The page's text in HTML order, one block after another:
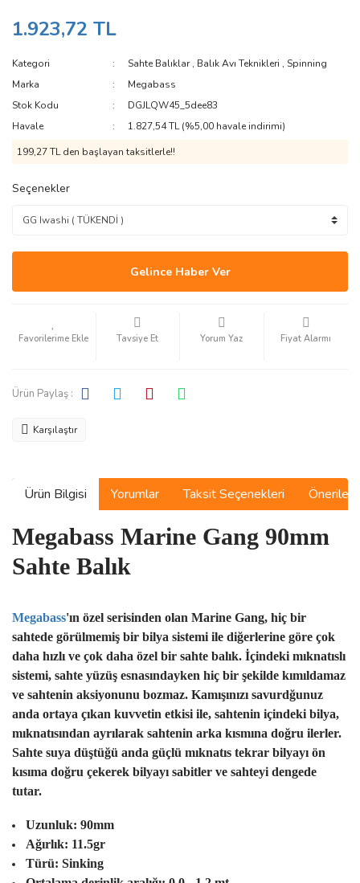
1.923,72 TL
Kategori Sahte Balıklar, Balık Avı Teknikleri ,Spinning
Marka
Megabass
Stok Kodu
DGJLQW45_5dee83
Havale
1.827,54 TL (%5,00 havale indirimi)
199,27 TL den başlayan taksitlerle!!
Seçenekler
Gelince Haber Ver
Tavsiye Et Yorum Yaz Fiyat Alarmı
Ürün Paylaş :
Karşılaştır
Ürün Bilgisi Yorumlar Taksit Seçenekleri
Megabass Marine Gang 90mm
Sahte Balık
Megabass'ın özel serisinden olan Marine Gang, hiç bir
sahtede görülmemiş bir bilya sistemi ile diğerlerine göre çok
daha hızlı ve çok daha özel bir sahte balık. İçindeki mıknatıslı
sistemi, sahte yüzüş esnasındayken hiç bir şekilde kımıldamaz
ve sahtenin aksiyonunu bozmaz. Kamışınızı savurdğunuz
anda ortaya çıkan kuvvetin etkisi ile, sahtenin içindeki bilya,
mıknatısından ayrılarak sahtenin arka kısmına doğru ilerler.
Sahte suya düştüğü anda güçlü mıknatıs tekrar bilyayı ön
kısıma doğru çekerek bilyayı sabitler ve sahteyi dengede
tutar.
Uzunluk: 90mm
Ağırlık: 11.5gr
Türü: Sinking